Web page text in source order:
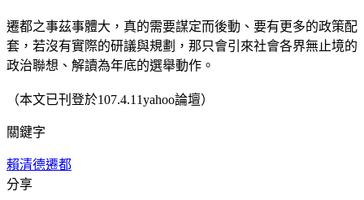
遷都之事茲事體大，真的需要謀定而後動、要有更多的政策配
套，若沒有實際的研議與規劃，那只會引來社會各界無止境的
政治聯想、解讀為年底的選舉動作。
（本文已刊登於107.4.11yahoo論壇）
關鍵字
賴清德遷都
分享